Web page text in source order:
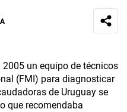
un equipo de técnicos
(FMI) para diagnosticar
de Uruguay se
que recomendaba